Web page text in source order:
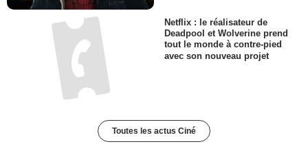
Netflix : le réalisateur de
Deadpool et Wolverine prend
tout le monde à contre-pied
avec son nouveau projet
Toutes les actus Ciné